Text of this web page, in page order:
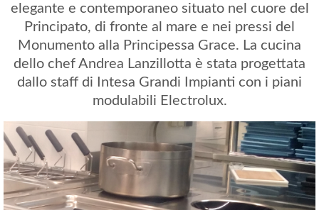
elegante e contemporaneo situato nel cuore del
Principato, di fronte al mare e nei pressi del
Monumento alla Principessa Grace. La cucina
dello chef Andrea Lanzillotta è stata progettata
dallo staff di Intesa Grandi Impianti con i piani
modulabili Electrolux.